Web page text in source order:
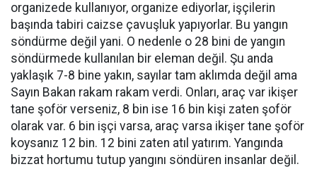
organizede kullanıyor, organize ediyorlar, işçilerin
başında tabiri caizse çavuşluk yapıyorlar. Bu yangın
söndürme değil yani. O nedenle o 28 bini de yangın
söndürmede kullanılan bir eleman değil. Şu anda
yaklaşık 7-8 bine yakın, sayılar tam aklımda değil ama
Sayın Bakan rakam rakam verdi. Onları, araç var ikişer
tane şoför verseniz, 8 bin ise 16 bin kişi zaten şoför
olarak var. 6 bin işçi varsa, araç varsa ikişer tane şoför
koysanız 12 bin. 12 bini zaten atıl yatırım. Yangında
bizzat hortumu tutup yangını söndüren insanlar değil.